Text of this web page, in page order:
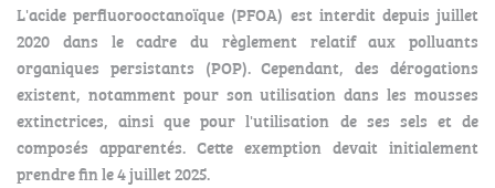
L'acide perfluorooctanoïque (PFOA) est interdit depuis juillet
2020 dans le cadre du règlement relatif aux polluants
organiques persistants (POP). Cependant, des dérogations
existent, notamment pour son utilisation dans les mousses
extinctrices, ainsi que pour l'utilisation de ses sels et de
composés apparentés. Cette exemption devait initialement
prendre fin le 4 juillet 2025.